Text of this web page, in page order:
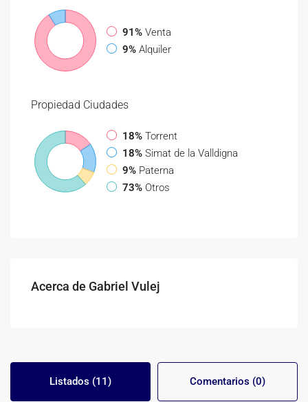
91% Venta
9% Alquiler
Propiedad Ciudades
18% Torrent
18% Simat de la Valldigna
9% Paterna
73% Otros
Acerca de Gabriel Vulej
Listados (11) Comentarios (0)